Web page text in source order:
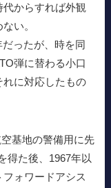
からすれば外観
い。
ったが、時を同
弾に替わる小口
に対応したもの
基地の警備用に先
得た後、1967年以
ォワードアシス